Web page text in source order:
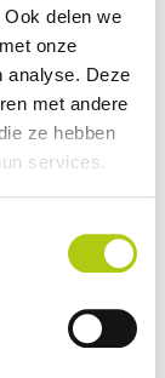
delen we
onze
analyse. Deze
met andere
ze hebben
services.
4-zuiger remmen
RX ons